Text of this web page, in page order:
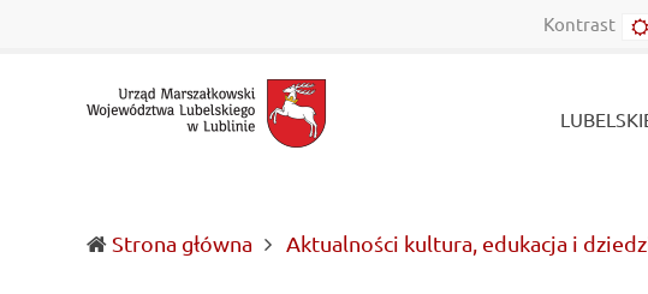
Województwa
Lubelskiego
wojewódzkich
Lubelszczyźnie
Kontrast
Strona główna Aktualności kultura, edukacja i